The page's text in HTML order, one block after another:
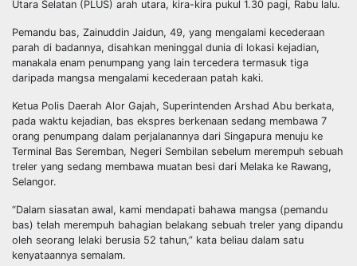
Utara Selatan (PLUS) arah utara, kira-kira pukul 1.30 pagi, Rabu lalu.
Pemandu bas, Zainuddin Jaidun, 49, yang mengalami kecederaan
parah di badannya, disahkan meninggal dunia di lokasi kejadian,
manakala enam penumpang yang lain tercedera termasuk tiga
daripada mangsa mengalami kecederaan patah kaki.
Ketua Polis Daerah Alor Gajah, Superintenden Arshad Abu berkata,
pada waktu kejadian, bas ekspres berkenaan sedang membawa 7
orang penumpang dalam perjalanannya dari Singapura menuju ke
Terminal Bas Seremban, Negeri Sembilan sebelum merempuh sebuah
treler yang sedang membawa muatan besi dari Melaka ke Rawang,
Selangor.
“Dalam siasatan awal, kami mendapati bahawa mangsa (pemandu
bas) telah merempuh bahagian belakang sebuah treler yang dipandu
oleh seorang lelaki berusia 52 tahun,” kata beliau dalam satu
kenyataannya semalam.